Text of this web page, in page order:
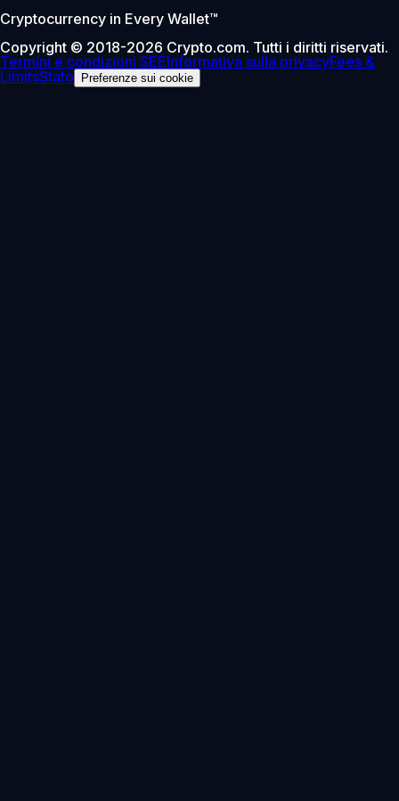
Cryptocurrency in Every Wallet™
Copyright © 2018-2026 Crypto.com. Tutti i diritti riservati.
Termini e condizioni SEEInformativa sulla privacyFees &
LimitsStato Preferenze sui cookie